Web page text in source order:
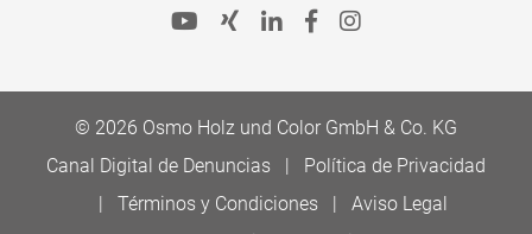
© 2026 Osmo Holz und Color GmbH & Co. KG
Canal Digital de Denuncias
Política de Privacidad
Términos y Condiciones
Aviso Legal